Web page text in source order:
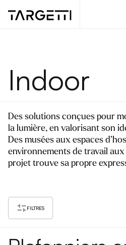
Indoor
Des solutions conçues pour
la lumière, en valorisant son
Des musées aux espaces
environnements de travail
projet trouve sa propre
FILTRES